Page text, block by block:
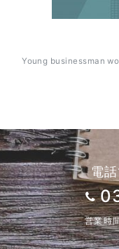
Young businessman
電
営業時